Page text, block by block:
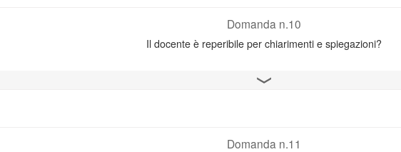
Domanda n.10
Il docente è reperibile per chiarimenti e spiegazioni?
Apri il grafico
Domanda n.11